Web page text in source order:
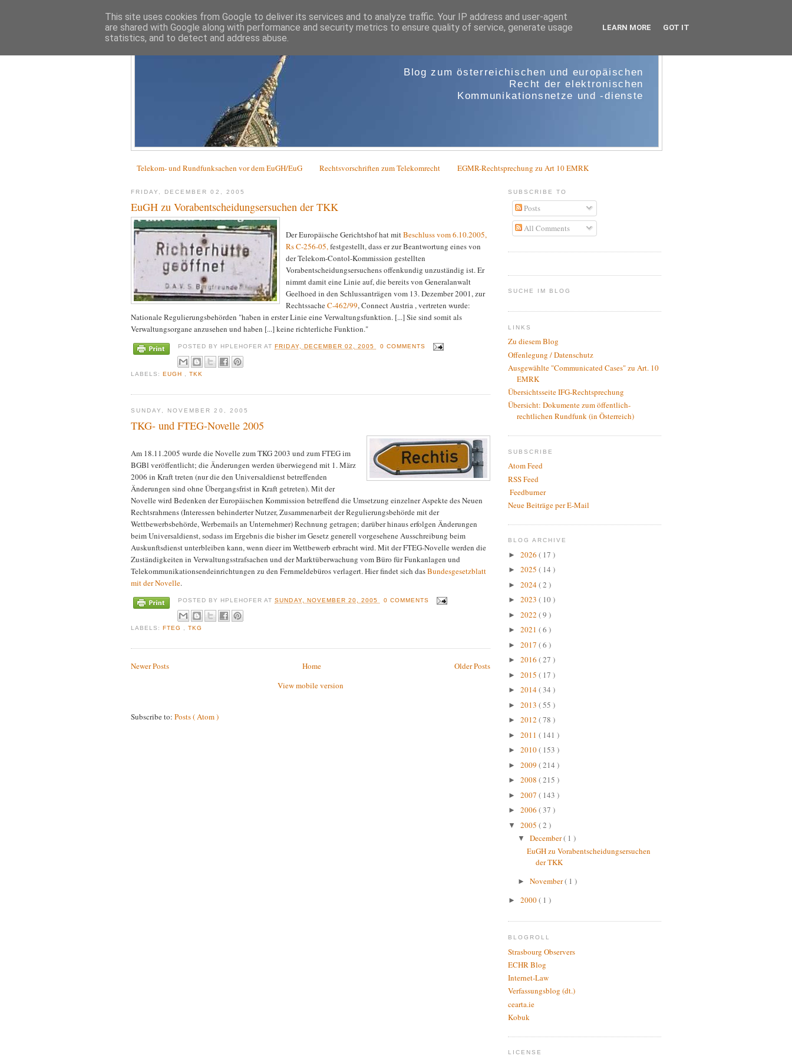
Blog zum österreichischen und europäischen
Recht der elektronischen
Kommunikationsnetze und -dienste
Telekom- und Rundfunksachen vor dem EuGH/EuG Rechtsvorschriften zum Telekomrecht EGMR-Rechtsprechung zu Art 10 EMRK
FRIDAY, DECEMBER 02, 2005
EuGH zu Vorabentscheidungsersuchen der TKK
Der Europäische Gerichtshof hat mitBeschluss vom 6.10.2005,
Rs C-256-05,festgestellt, dass er zur Beantwortung eines von
der Telekom-Contol-Kommission gestellten
Vorabentscheidungsersuchens offenkundig unzuständig ist. Er
nimmt damit eine Linie auf, die bereits von Generalanwalt
Geelhoed in den Schlussanträgen vom 13. Dezember 2001, zur
RechtssacheC-462/99, Connect Austria , vertreten wurde:
Nationale Regulierungsbehörden "haben in erster Linie eine Verwaltungsfunktion. [...] Sie sind somit als
Verwaltungsorgane anzusehen und haben [...] keine richterliche Funktion."
POSTED BY HPLEHOFERATFRIDAY, DECEMBER 02, 2005 0 COMMENTS
LABELS:EUGH ,TKK
SUNDAY, NOVEMBER 20, 2005
TKG- und FTEG-Novelle 2005
Am 18.11.2005 wurde die Novelle zum TKG 2003 und zum FTEG im
BGBl veröffentlicht; die Änderungen werden überwiegend mit 1. März
2006 in Kraft treten (nur die den Universaldienst betreffenden
Änderungen sind ohne Übergangsfrist in Kraft getreten). Mit der
Novelle wird Bedenken der Europäischen Kommission betreffend die Umsetzung einzelner Aspekte des Neuen
Rechtsrahmens (Interessen behinderter Nutzer, Zusammenarbeit der Regulierungsbehörde mit der
Wettbewerbsbehörde, Werbemails an Unternehmer) Rechnung getragen; darüber hinaus erfolgen Änderungen
beim Universaldienst, sodass im Ergebnis die bisher im Gesetz generell vorgesehene Ausschreibung beim
Auskunftsdienst unterbleiben kann, wenn dieer im Wettbewerb erbracht wird. Mit der FTEG-Novelle werden die
Zuständigkeiten in Verwaltungsstrafsachen und der Marktüberwachung vom Büro für Funkanlagen und
Telekommunikationsendeinrichtungen zu den Fernmeldebüros verlagert. Hier findet sich dasBundesgesetzblatt
mit der Novelle.
POSTED BY HPLEHOFERATSUNDAY, NOVEMBER 20, 2005 0 COMMENTS
LABELS:FTEG ,TKG
Newer Posts Older Posts
Home
View mobile version
Subscribe to: Posts ( Atom )
SUBSCRIBE TO
Posts
All Comments
SUCHE IM BLOG
LINKS
Zu diesem Blog
Offenlegung / Datenschutz
Ausgewählte "Communicated Cases" zu Art. 10
EMRK
Übersichtsseite IFG-Rechtsprechung
Übersicht: Dokumente zum öffentlich-
rechtlichen Rundfunk (in Österreich)
SUBSCRIBE
Atom Feed
RSS Feed
Feedburner
Neue Beiträge per E-Mail
BLOG ARCHIVE
► 2026 ( 17 )
► 2025 ( 14 )
► 2024( 2 )
► 2023 ( 10 )
► 2022 ( 9 )
► 2021 ( 6 )
► 2017 ( 6 )
► 2016 ( 27 )
► 2015 ( 17 )
► 2014( 34 )
► 2013 ( 55 )
► 2012 ( 78 )
► 2011 ( 141 )
► 2010( 153 )
► 2009 ( 214 )
► 2008 ( 215 )
► 2007 ( 143 )
► 2006 ( 37 )
▼ 2005 ( 2 )
▼ December( 1 )
EuGH zu Vorabentscheidungsersuchen
der TKK
► November( 1 )
► 2000( 1 )
BLOGROLL
Strasbourg Observers
ECHR Blog
Internet-Law
Verfassungsblog (dt.)
cearta.ie
Kobuk
LICENSE
This site uses cookies from Google to deliver its services and to analyze traffic. Your IP address and user-agent
are shared with Google along with performance and security metrics to ensure quality of service, generate usage
statistics, and to detect and address abuse.
LEARN MORE GOT IT